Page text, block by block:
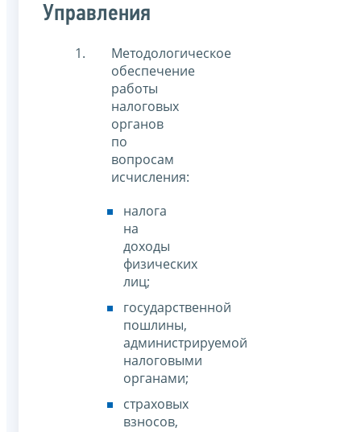
Управления
Методологическое
обеспечение
работы
налоговых
органов
по
вопросам
исчисления:
налога
на
доходы
физических
лиц;
государственной
пошлины,
администрируемой
налоговыми
органами;
страховых
взносов,